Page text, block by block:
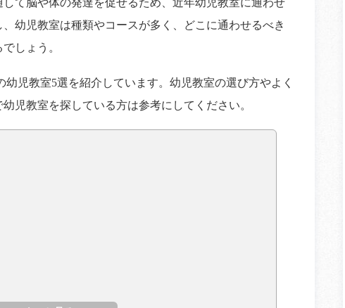
て脳や体の発達を促せるため、近年幼児教室に通わせ
幼児教室は種類やコースが多く、どこに通わせるべき
しょう。
児教室5選を紹介しています。幼児教室の選び方やよく
児教室を探している方は参考にしてください。